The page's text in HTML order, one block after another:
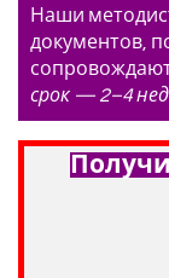
Наши
документов,
срок — 2–4